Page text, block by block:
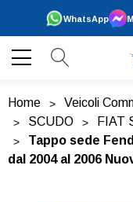
WhatsApp
Home Veicoli
SCUDO
FIAT
Tappo sede
dal 2004 al 2006